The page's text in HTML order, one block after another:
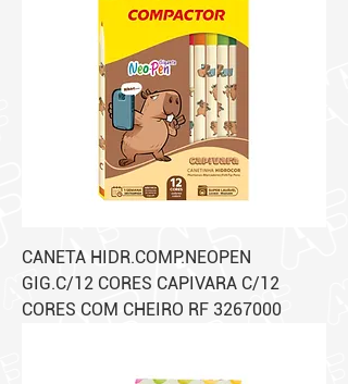
CANETA HIDR.COMP.NEOPEN
GIG.C/12 CORES CAPIVARA C/12
CORES COM CHEIRO RF 3267000